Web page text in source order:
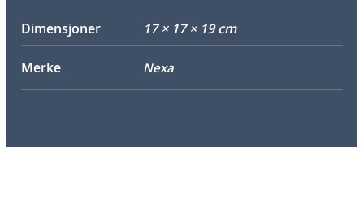
Dimensjoner 17 × 17 × 19 cm
Merke Nexa